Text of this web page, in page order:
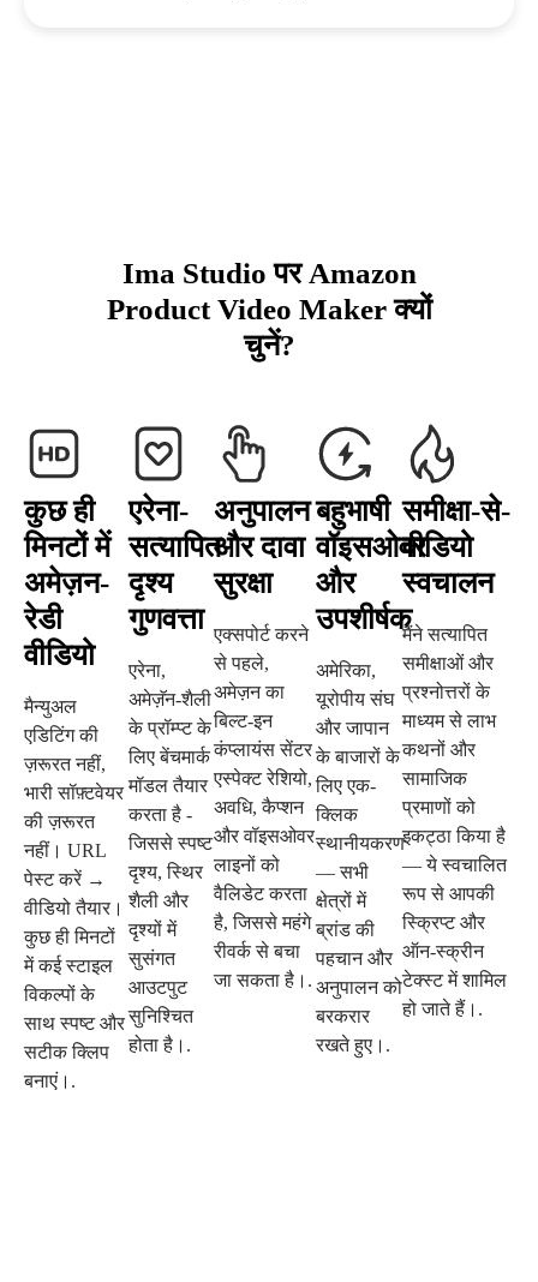
Ima Studio पर Amazon
Product Video Maker क्यों
चुनें?
कुछ ही
मिनटों में
अमेज़न-
रेडी
वीडियो
मैन्युअल
एडिटिंग की
ज़रूरत नहीं,
भारी सॉफ़्टवेयर
की ज़रूरत
नहीं। URL
पेस्ट करें →
वीडियो तैयार।
कुछ ही मिनटों
में कई स्टाइल
विकल्पों के
साथ स्पष्ट और
सटीक क्लिप
बनाएं।.
एरेना-
सत्यापित
दृश्य
गुणवत्ता
एरेना,
अमेज़ॅन-शैली
के प्रॉम्प्ट के
लिए बेंचमार्क
मॉडल तैयार
करता है -
जिससे स्पष्ट
दृश्य, स्थिर
शैली और
दृश्यों में
सुसंगत
आउटपुट
सुनिश्चित
होता है।.
अनुपालन
और दावा
सुरक्षा
एक्सपोर्ट करने
से पहले,
अमेज़न का
बिल्ट-इन
कंप्लायंस सेंटर
एस्पेक्ट रेशियो,
अवधि, कैप्शन
और वॉइसओवर
लाइनों को
वैलिडेट करता
है, जिससे महंगे
रीवर्क से बचा
जा सकता है।.
बहुभाषी
वॉइसओवर
और
उपशीर्षक
अमेरिका,
यूरोपीय संघ
और जापान
के बाजारों के
लिए एक-
क्लिक
स्थानीयकरण
— सभी
क्षेत्रों में
ब्रांड की
पहचान और
अनुपालन को
बरकरार
रखते हुए।.
समीक्षा-से-
वीडियो
स्वचालन
मैंने सत्यापित
समीक्षाओं और
प्रश्नोत्तरों के
माध्यम से लाभ
कथनों और
सामाजिक
प्रमाणों को
इकट्ठा किया है
— ये स्वचालित
रूप से आपकी
स्क्रिप्ट और
ऑन-स्क्रीन
टेक्स्ट में शामिल
हो जाते हैं।.